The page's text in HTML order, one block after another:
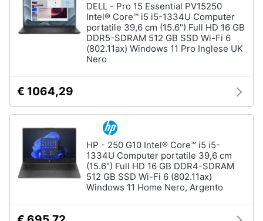
DELL - Pro 15 Essential PV15250
Intel® Core™ i5 i5-1334U Computer
portatile 39,6 cm (15.6") Full HD 16 GB
DDR5-SDRAM 512 GB SSD Wi-Fi 6
(802.11ax) Windows 11 Pro Inglese UK
Nero
€ 1064,29
HP - 250 G10 Intel® Core™ i5 i5-
1334U Computer portatile 39,6 cm
(15.6") Full HD 16 GB DDR4-SDRAM
512 GB SSD Wi-Fi 6 (802.11ax)
Windows 11 Home Nero, Argento